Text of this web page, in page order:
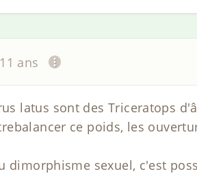
ans
latus sont des Triceratops
ce poids, les
dimorphisme sexuel, c'est